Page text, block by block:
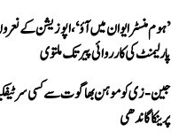
’ہوم منسٹر ایوان میں آؤ‘، اپوزیشن کے
پارلیمنٹ کی کارروائی پیر تک ملتوی
جین-زی کو موہن بھاگوت سے کسی
پرینکا گاندھی